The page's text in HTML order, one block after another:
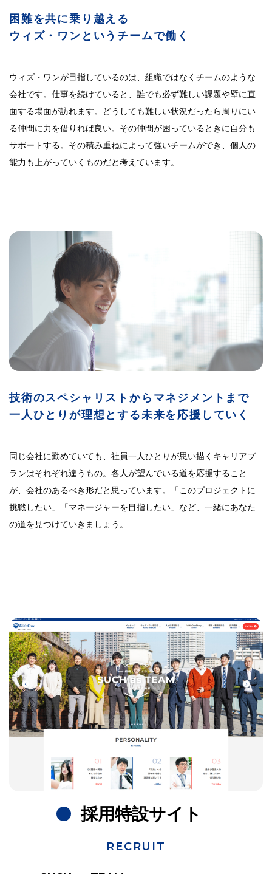
困難を共に乗り越える
ウィズ・ワンというチームで働く
ウィズ・ワンが目指しているのは、組織ではなくチームのような
会社です。仕事を続けていると、誰でも必ず難しい課題や壁に直
面する場面が訪れます。どうしても難しい状況だったら周りにい
る仲間に力を借りれば良い。その仲間が困っているときに自分も
サポートする。その積み重ねによって強いチームができ、個人の
能力も上がっていくものだと考えています。
技術のスペシャリストからマネジメントまで
一人ひとりが理想とする未来を応援していく
同じ会社に勤めていても、社員一人ひとりが思い描くキャリアプ
ランはそれぞれ違うもの。各人が望んでいる道を応援すること
が、会社のあるべき形だと思っています。「このプロジェクトに
挑戦したい」「マネージャーを目指したい」など、一緒にあなた
の道を見つけていきましょう。
採用特設サイト
RECRUIT